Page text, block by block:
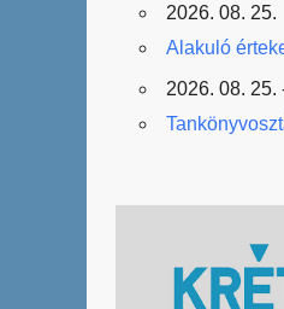
2026. 08. 25.
Alakuló
2026. 08. 25.